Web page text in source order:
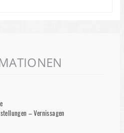
– Vernissagen